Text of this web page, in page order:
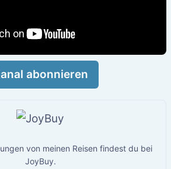
abonnieren
von meinen Reisen findest du bei
JoyBuy.